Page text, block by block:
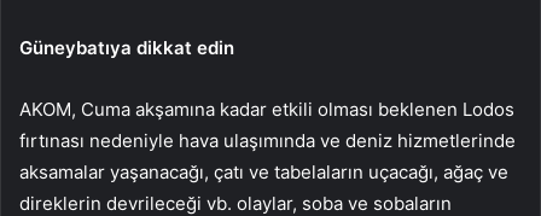
Güneybatıya dikkat edin
AKOM, Cuma akşamına kadar etkili olması beklenen Lodos
fırtınası nedeniyle hava ulaşımında ve deniz hizmetlerinde
aksamalar yaşanacağı, çatı ve tabelaların uçacağı, ağaç ve
direklerin devrileceği vb. olaylar, soba ve sobaların